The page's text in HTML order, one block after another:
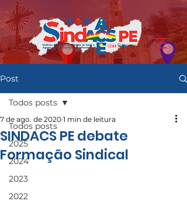
Post
Todos posts
2025
2024
2023
2022
Todos posts
SINDACS PE debate
Formação Sindical
7 de ago. de 2020 1 min de leitura